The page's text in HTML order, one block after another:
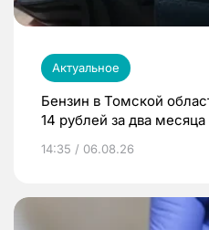
Актуальное
Бензин в Томской
14 рублей за два месяца
14:35 / 06.08.26